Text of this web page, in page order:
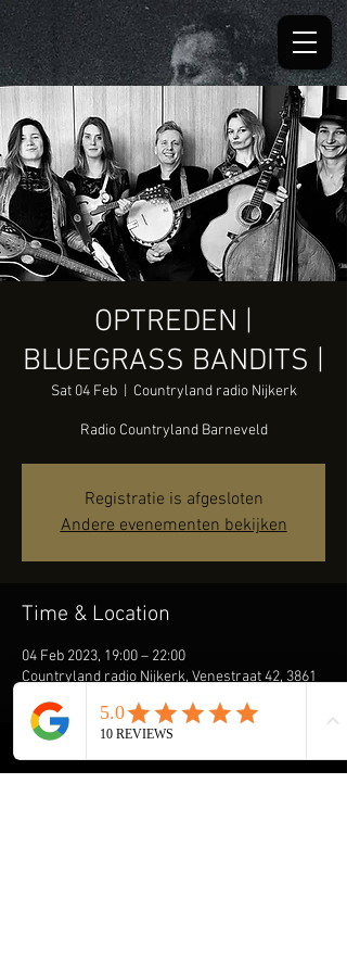
OPTREDEN |
BLUEGRASS BANDITS |
Sat 04 Feb
  |
Countryland radio Nijkerk
Radio Countryland Barneveld
Registratie is afgesloten
Andere evenementen bekijken
Time & Location
04 Feb 2023, 19:00 – 22:00
Countryland radio Nijkerk, Venestraat 42, 3861
BX Nijkerk, Nederland
About the event